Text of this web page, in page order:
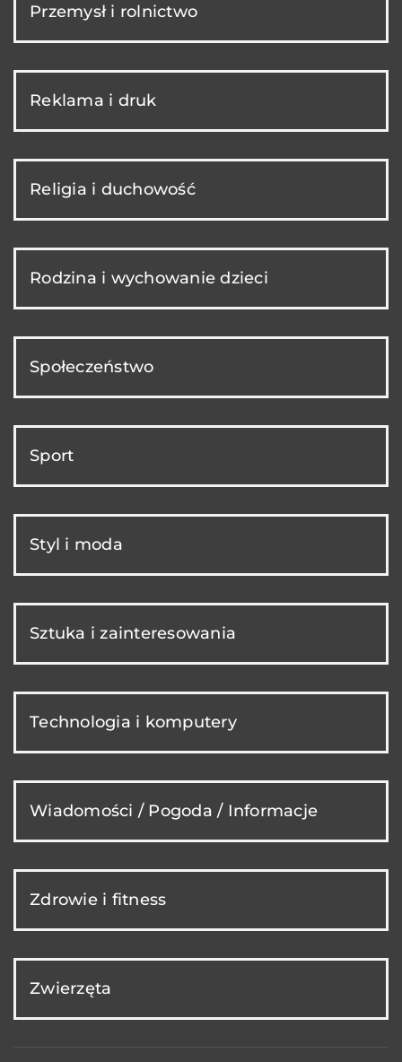
Przemysł i rolnictwo
Reklama i druk
Religia i duchowość
Rodzina i wychowanie dzieci
Społeczeństwo
Sport
Styl i moda
Sztuka i zainteresowania
Technologia i komputery
Wiadomości / Pogoda / Informacje
Zdrowie i fitness
Zwierzęta